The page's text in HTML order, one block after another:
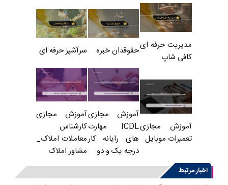
مدیریت حرفه ای
کافی شاپ
حقوقدان خبره سرآشپز حرفه ای
آموزش مجازی
تعمیرات موبایل
آموزش مجازی
ICDL مهارت
های رایانه کار
درجه یک و دو
آموزش مجازی
کارشناس
معاملات املاک_
مشاور املاک
اخبار مرتبط